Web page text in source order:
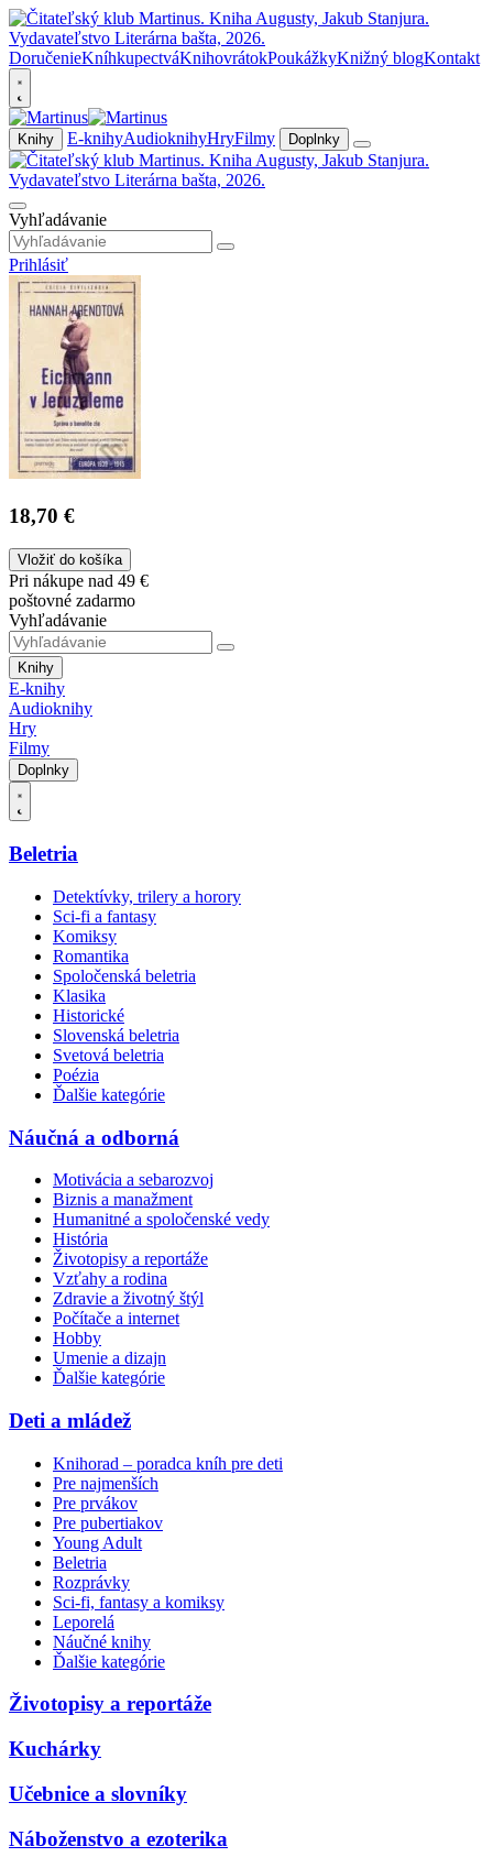
DoručenieKníhkupectváKnihovrátokPoukážkyKnižný blogKontakt
Knihy E-knihyAudioknihyHryFilmy Doplnky
Vyhľadávanie
Prihlásiť
18,70 €
Vložiť do košíka
Pri nákupe nad 49 €
poštovné zadarmo
Vyhľadávanie
Knihy
E-knihy
Audioknihy
Hry
Filmy
Doplnky
Beletria
Detektívky, trilery a horory
Sci-fi a fantasy
Komiksy
Romantika
Spoločenská beletria
Klasika
Historické
Slovenská beletria
Svetová beletria
Poézia
Ďalšie kategórie
Náučná a odborná
Motivácia a sebarozvoj
Biznis a manažment
Humanitné a spoločenské vedy
História
Životopisy a reportáže
Vzťahy a rodina
Zdravie a životný štýl
Počítače a internet
Hobby
Umenie a dizajn
Ďalšie kategórie
Deti a mládež
Knihorad – poradca kníh pre deti
Pre najmenších
Pre prvákov
Pre pubertiakov
Young Adult
Beletria
Rozprávky
Sci-fi, fantasy a komiksy
Leporelá
Náučné knihy
Ďalšie kategórie
Životopisy a reportáže
Kuchárky
Učebnice a slovníky
Náboženstvo a ezoterika